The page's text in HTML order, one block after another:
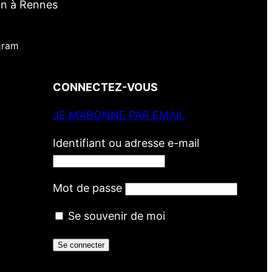
à Rennes
CONNECTEZ-VOUS
JE M’ABONNE PAR EMAIL
Identifiant ou adresse e-mail
Mot de passe
Se souvenir de moi